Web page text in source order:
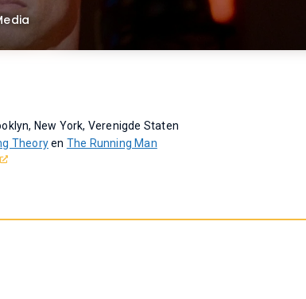
New York, Verenigde Staten
Theoryen The Running Man